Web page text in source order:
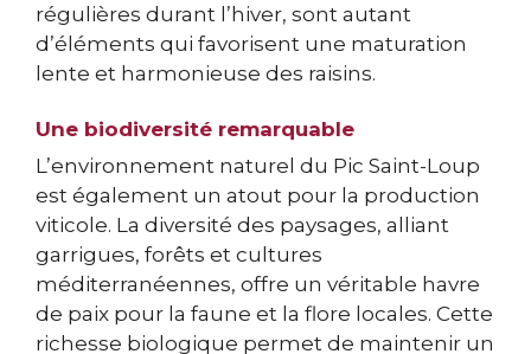
régulières durant l’hiver, sont autant
d’éléments qui favorisent une maturation
lente et harmonieuse des raisins.
Une biodiversité remarquable
L’environnement naturel du Pic Saint-Loup
est également un atout pour la production
viticole. La diversité des paysages, alliant
garrigues, forêts et cultures
méditerranéennes, offre un véritable havre
de paix pour la faune et la flore locales. Cette
richesse biologique permet de maintenir un